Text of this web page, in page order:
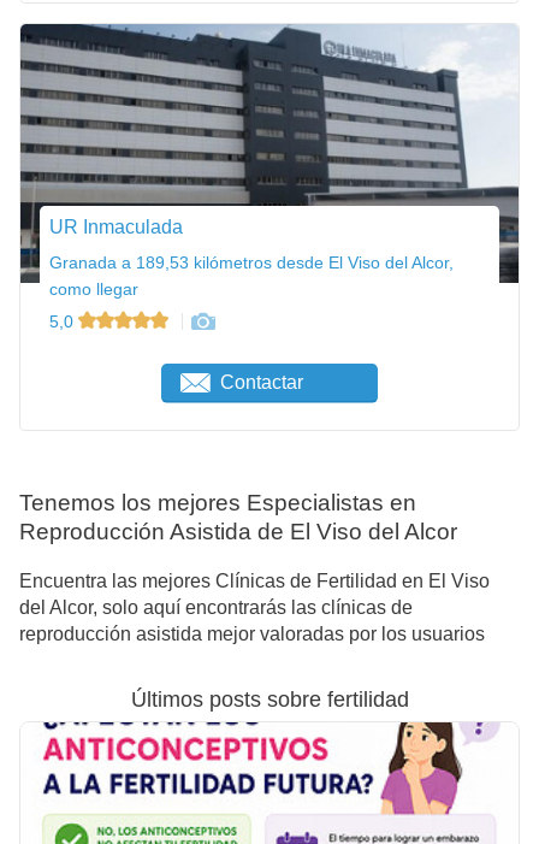
UR Inmaculada
Granada a 189,53 kilómetros desde El Viso del Alcor,
como llegar
5,0
Contactar
Tenemos los mejores Especialistas en
Reproducción Asistida de El Viso del Alcor
Encuentra las mejores Clínicas de Fertilidad en El Viso
del Alcor, solo aquí encontrarás las clínicas de
reproducción asistida mejor valoradas por los usuarios
Últimos posts sobre fertilidad